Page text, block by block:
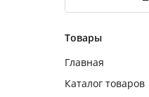
Товары
Главная
Каталог товаров